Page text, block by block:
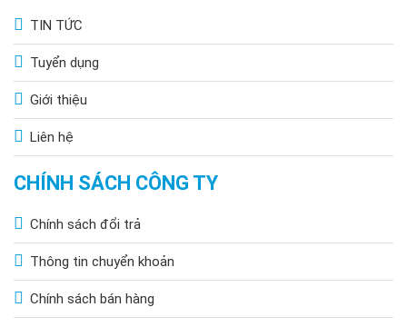
TIN TỨC
Tuyển dụng
Giới thiệu
Liên hệ
CHÍNH SÁCH CÔNG TY
Chính sách đổi trả
Thông tin chuyển khoản
Chính sách bán hàng